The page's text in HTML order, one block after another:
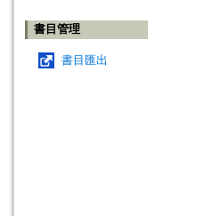
書目管理
書目匯出